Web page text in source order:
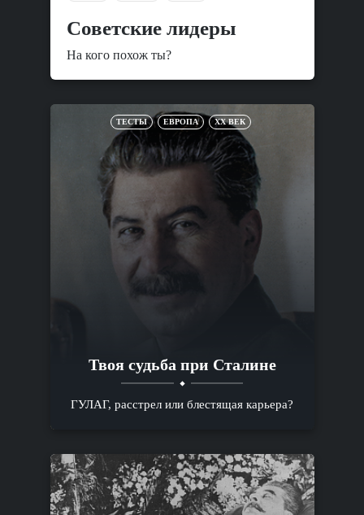
Советские лидеры
На кого похож ты?
ТЕСТЫ ЕВРОПА XX ВЕК
Твоя судьба при Сталине
ГУЛАГ, расстрел или блестящая карьера?